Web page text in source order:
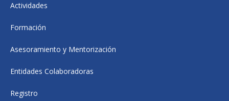
Actividades
Formación
Asesoramiento y Mentorización
Entidades Colaboradoras
Registro